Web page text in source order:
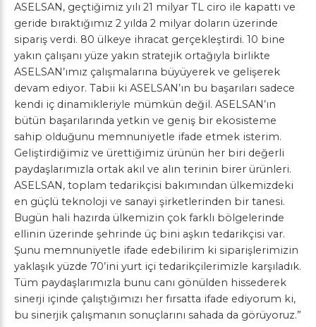
ASELSAN, geçtiğimiz yılı 21 milyar TL ciro ile kapattı ve
geride bıraktığımız 2 yılda 2 milyar doların üzerinde
sipariş verdi. 80 ülkeye ihracat gerçekleştirdi. 10 bine
yakın çalışanı yüze yakın stratejik ortağıyla birlikte
ASELSAN’ımız çalışmalarına büyüyerek ve gelişerek
devam ediyor. Tabii ki ASELSAN’ın bu başarıları sadece
kendi iç dinamikleriyle mümkün değil. ASELSAN’ın
bütün başarılarında yetkin ve geniş bir ekosisteme
sahip olduğunu memnuniyetle ifade etmek isterim.
Geliştirdiğimiz ve ürettiğimiz ürünün her biri değerli
paydaşlarımızla ortak akıl ve alın terinin birer ürünleri.
ASELSAN, toplam tedarikçisi bakımından ülkemizdeki
en güçlü teknoloji ve sanayi şirketlerinden bir tanesi.
Bugün hali hazırda ülkemizin çok farklı bölgelerinde
ellinin üzerinde şehrinde üç bini aşkın tedarikçisi var.
Şunu memnuniyetle ifade edebilirim ki siparişlerimizin
yaklaşık yüzde 70’ini yurt içi tedarikçilerimizle karşıladık.
Tüm paydaşlarımızla bunu canı gönülden hissederek
sinerji içinde çalıştığımızı her fırsatta ifade ediyorum ki,
bu sinerjik çalışmanın sonuçlarını sahada da görüyoruz.”